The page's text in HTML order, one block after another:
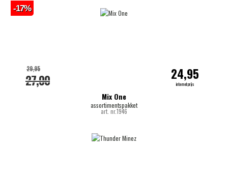
Mix One
assortimentspakket
art. nr.1946
27,00
29,95 24,95
internetprijs
-17%